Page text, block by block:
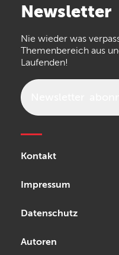
the t.bone
Walrus Audio
beyerdynamic
Audio-Technica
Newsletter
Nie wieder was
Themenbereich aus
Laufenden!
Kontakt
Impressum
Datenschutz
Autoren